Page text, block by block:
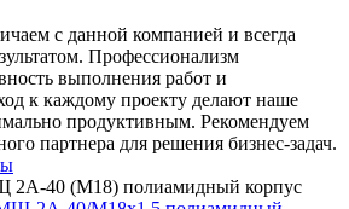
с данной компанией и всегда
Профессионализм
выполнения работ и
к каждому проекту делают наше
продуктивным. Рекомендуем
партнера для решения бизнес-задач.
2А-40 (М18) полиамидный корпус